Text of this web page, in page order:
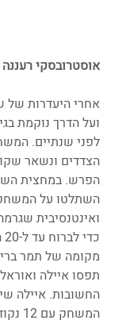
אוסטרובסקי רעננה -
אחרי היעדרות של
ועל הדרך נוקמת
לפני שנתיים.
הפרש. במחצית
השתלטו על
ואינטנסיבית
תפסו איילה
החשובות. איילה
המשחק עם 12 נקודות ו-11 ריבאונדים.